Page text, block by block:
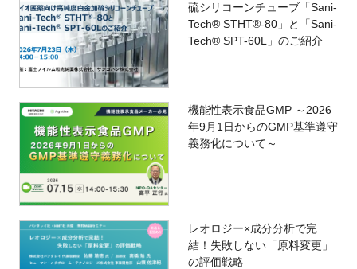
硫シリコーンチューブ「Sani-
Tech® STHT®-80」と「Sani-
Tech® SPT-60L」のご紹介
機能性表示食品GMP ～2026
年9月1日からのGMP基準遵守
義務化について～
レオロジー×成分分析で完
結！失敗しない「原料変更」
の評価戦略